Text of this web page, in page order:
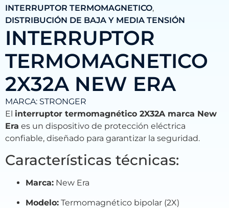
INTERRUPTOR TERMOMAGNETICO,
DISTRIBUCIÓN DE BAJA Y MEDIA TENSIÓN
INTERRUPTOR
TERMOMAGNETICO
2X32A NEW ERA
MARCA: STRONGER
El interruptor termomagnético 2X32A marca New
Era es un dispositivo de protección eléctrica
confiable, diseñado para garantizar la seguridad.
Características técnicas:
Marca: New Era
Modelo: Termomagnético bipolar (2X)